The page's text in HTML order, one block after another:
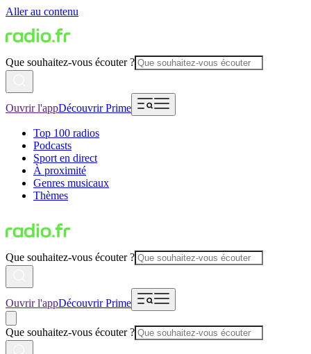
Aller au contenu
Que souhaitez-vous écouter ?
Ouvrir l'appDécouvrir Prime
Top 100 radios
Podcasts
Sport en direct
À proximité
Genres musicaux
Thèmes
Que souhaitez-vous écouter ?
Ouvrir l'appDécouvrir Prime
Que souhaitez-vous écouter ?